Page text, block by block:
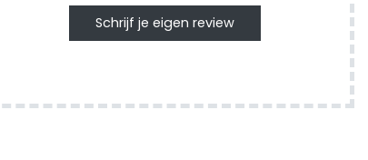
Schrijf je eigen review